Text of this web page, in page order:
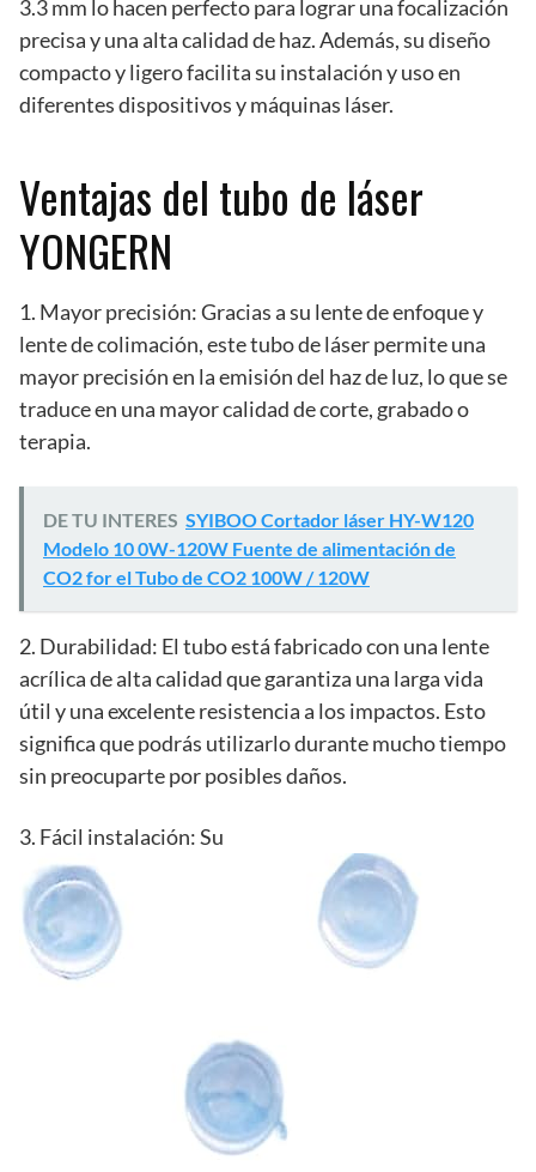
3.3 mm lo hacen perfecto para lograr una focalización
precisa y una alta calidad de haz. Además, su diseño
compacto y ligero facilita su instalación y uso en
diferentes dispositivos y máquinas láser.
Ventajas del tubo de láser
YONGERN
1. Mayor precisión: Gracias a su lente de enfoque y
lente de colimación, este tubo de láser permite una
mayor precisión en la emisión del haz de luz, lo que se
traduce en una mayor calidad de corte, grabado o
terapia.
DE TU INTERES SYIBOO Cortador láser HY-W120
Modelo 10 0W-120W Fuente de alimentación de
CO2 for el Tubo de CO2 100W / 120W
2. Durabilidad: El tubo está fabricado con una lente
acrílica de alta calidad que garantiza una larga vida
útil y una excelente resistencia a los impactos. Esto
significa que podrás utilizarlo durante mucho tiempo
sin preocuparte por posibles daños.
3. Fácil instalación: Su